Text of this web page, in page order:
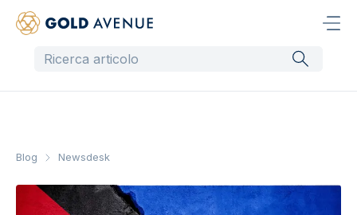
Blog Newsdesk